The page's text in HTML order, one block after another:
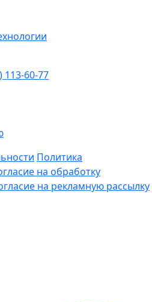
113-60-77
Политика
на обработку
на рекламную рассылку